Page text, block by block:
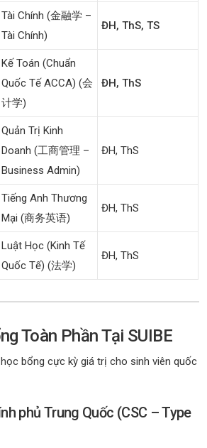
Tài Chính (金融学 –
Tài Chính)
ĐH, ThS, TS
Kế Toán (chuẩn
Quốc Tế ACCA) (会
计学)
ĐH, ThS
Quản Trị Kinh
Doanh (工商管理 –
Business Admin)
ĐH, ThS
Tiếng Anh Thương
Mại (商务英语)
ĐH, ThS
Luật Học (Kinh Tế
Quốc Tế) (法学)
ĐH, ThS
Toàn Phần Tại SUIBE
học bổng cực kỳ giá trị cho sinh viên quốc
phủ Trung Quốc (CSC – Type